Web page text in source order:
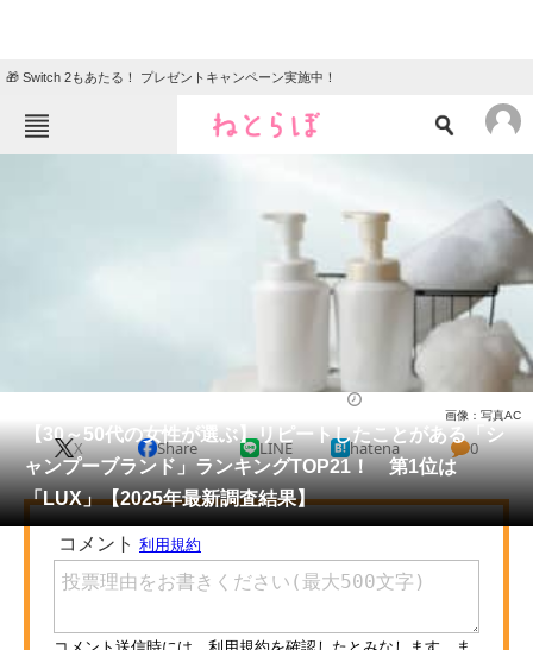
🎁 Switch 2もあたる！ プレゼントキャンペーン実施中！
クイズ
リサーチ
会員記事
メディア
注目記事を集めた総合ページ
ITの今と未来を見通す
スマホと通信の最新トレンド
【30～50代の女性が選ぶ】リピートしたことがある「シ
ャンプーブランド」ランキングTOP21！ 第1位は
「LUX」【2025年最新調査結果】
画像：写真AC
X Share LINE hatena 0